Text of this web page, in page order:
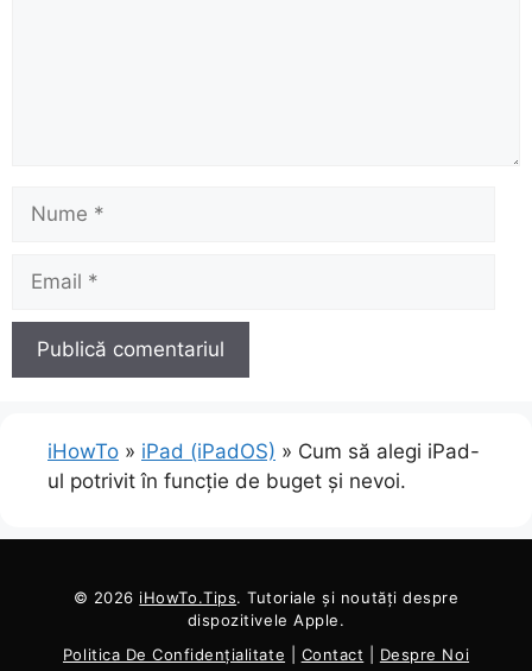
Nume
Email
iHowTo » iPad (iPadOS) » Cum să alegi iPad-
ul potrivit în funcție de buget și nevoi.
© 2026 iHowTo.Tips. Tutoriale și noutăți despre
dispozitivele Apple.
Politica De Confidențialitate
Contact Despre Noi